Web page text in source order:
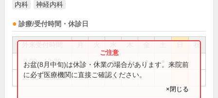
内科 神経内科
診療/受付時間・休診日
祝
9:00～12:30 ● ● ● ● ●
15:00～18:00 ●
お盆(8月中旬)は休診・休業の場合があります。来院前
に必ず医療機関に直接ご確認ください。
×閉じる